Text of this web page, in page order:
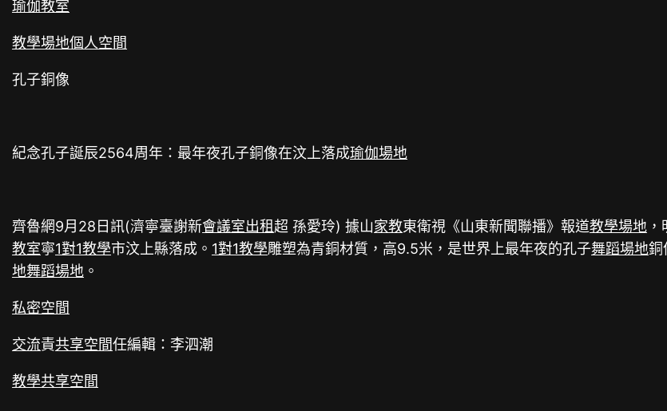
瑜伽教室
教學場地個人空間
孔子銅像
紀念孔子誕辰2564周年：最年夜孔子銅像在汶上落成瑜伽場地
齊魯網9月28日訊(濟寧臺謝新會議室出租超 孫愛玲) 據山家教東衛視《山東新聞聯播》報道教學場地
教室寧1對1教學市汶上縣落成。 1對1教學雕塑為青銅材質，高9.5米，是世界上最年夜的孔子舞蹈場地銅
地舞蹈場地 。
私密空間
交流責共享空間任編輯：李泗潮
教學共享空間